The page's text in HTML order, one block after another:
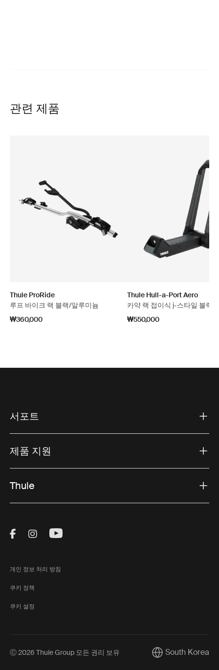
관련 제품
Thule ProRide
루프 바이크 랙 블랙/알루미늄
₩360,000
Thule Hull-a-Port Aero
카약 랙 접이식 j-스타일 블랙
₩550,000
서포트
제품 지원
Thule
Visit Thule on Facebook (external link)
Visit Thule on Instagram (external link)
Visit Thule on Youtube (external
개인 정보 처리 방침
쿠키 정책
쿠키 설정
Ⓒ 2026 Thule Group 모든 권리 보유 Current market/
South Korea